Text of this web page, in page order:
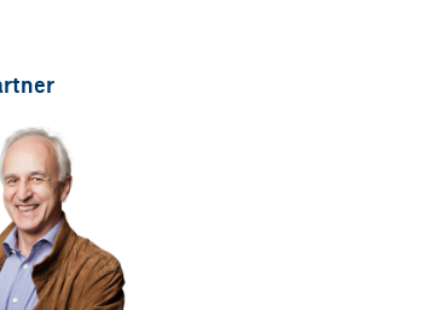
zt.at